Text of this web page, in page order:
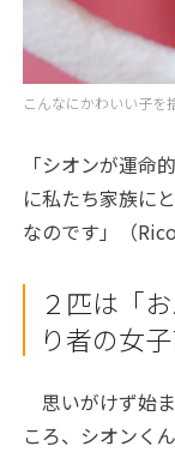
こんなにかわいい子
「シオンが運命
に私たち家族に
なのです」（Rico
２匹は「
り者の女子
思いがけず始
ころ、シオンく